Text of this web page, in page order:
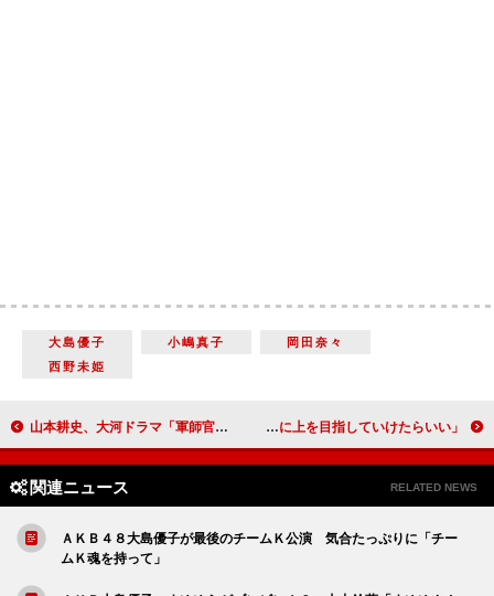
大島優子 小嶋真子
岡田奈々
西野未姫
山本耕史、大河ドラマ「軍師官兵衛」に嫉妬？ ドラマ「そんじょそこら商店街」をＰＲ 水沢アリー、里田まいも取った資格を勉強中 「彼と一緒に上を目指していけたらいい」
関連ニュース RELATED NEWS
ＡＫＢ４８大島優子が最後のチームＫ公演 気合たっぷりに「チー
ムＫ魂を持って」